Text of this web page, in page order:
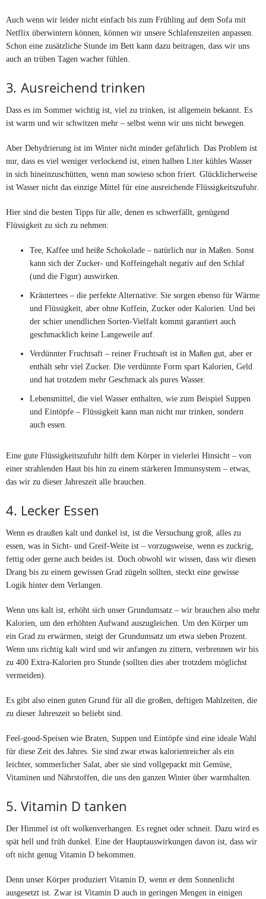
Auch wenn wir leider nicht einfach bis zum Frühling auf dem Sofa mit
Netflix überwintern können, können wir unsere Schlafenszeiten anpassen.
Schon eine zusätzliche Stunde im Bett kann dazu beitragen, dass wir uns
auch an trüben Tagen wacher fühlen.
3. Ausreichend trinken
Dass es im Sommer wichtig ist, viel zu trinken, ist allgemein bekannt. Es
ist warm und wir schwitzen mehr – selbst wenn wir uns nicht bewegen.
Aber Dehydrierung ist im Winter nicht minder gefährlich. Das Problem ist
nur, dass es viel weniger verlockend ist, einen halben Liter kühles Wasser
in sich hineinzuschütten, wenn man sowieso schon friert. Glücklicherweise
ist Wasser nicht das einzige Mittel für eine ausreichende Flüssigkeitszufuhr.
Hier sind die besten Tipps für alle, denen es schwerfällt, genügend
Flüssigkeit zu sich zu nehmen:
Tee, Kaffee und heiße Schokolade – natürlich nur in Maßen. Sonst
kann sich der Zucker- und Koffeingehalt negativ auf den Schlaf
(und die Figur) auswirken.
Kräutertees – die perfekte Alternative: Sie sorgen ebenso für Wärme
und Flüssigkeit, aber ohne Koffein, Zucker oder Kalorien. Und bei
der schier unendlichen Sorten-Vielfalt kommt garantiert auch
geschmacklich keine Langeweile auf.
Verdünnter Fruchtsaft – reiner Fruchtsaft ist in Maßen gut, aber er
enthält sehr viel Zucker. Die verdünnte Form spart Kalorien, Geld
und hat trotzdem mehr Geschmack als pures Wasser.
Lebensmittel, die viel Wasser enthalten, wie zum Beispiel Suppen
und Eintöpfe – Flüssigkeit kann man nicht nur trinken, sondern
auch essen.
Eine gute Flüssigkeitszufuhr hilft dem Körper in vielerlei Hinsicht – von
einer strahlenden Haut bis hin zu einem stärkeren Immunsystem – etwas,
das wir zu dieser Jahreszeit alle brauchen.
4. Lecker Essen
Wenn es draußen kalt und dunkel ist, ist die Versuchung groß, alles zu
essen, was in Sicht- und Greif-Weite ist – vorzugsweise, wenn es zuckrig,
fettig oder gerne auch beides ist. Doch obwohl wir wissen, dass wir diesen
Drang bis zu einem gewissen Grad zügeln sollten, steckt eine gewisse
Logik hinter dem Verlangen.
Wenn uns kalt ist, erhöht sich unser Grundumsatz – wir brauchen also mehr
Kalorien, um den erhöhten Aufwand auszugleichen. Um den Körper um
ein Grad zu erwärmen, steigt der Grundumsatz um etwa sieben Prozent.
Wenn uns richtig kalt wird und wir anfangen zu zittern, verbrennen wir bis
zu 400 Extra-Kalorien pro Stunde (sollten dies aber trotzdem möglichst
vermeiden).
Es gibt also einen guten Grund für all die großen, deftigen Mahlzeiten, die
zu dieser Jahreszeit so beliebt sind.
Feel-good-Speisen wie Braten, Suppen und Eintöpfe sind eine ideale Wahl
für diese Zeit des Jahres. Sie sind zwar etwas kalorienreicher als ein
leichter, sommerlicher Salat, aber sie sind vollgepackt mit Gemüse,
Vitaminen und Nährstoffen, die uns den ganzen Winter über warmhalten.
5. Vitamin D tanken
Der Himmel ist oft wolkenverhangen. Es regnet oder schneit. Dazu wird es
spät hell und früh dunkel. Eine der Hauptauswirkungen davon ist, dass wir
oft nicht genug Vitamin D bekommen.
Denn unser Körper produziert Vitamin D, wenn er dem Sonnenlicht
ausgesetzt ist. Zwar ist Vitamin D auch in geringen Mengen in einigen